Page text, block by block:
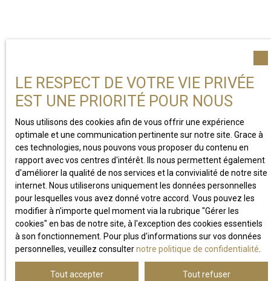
LE RESPECT DE VOTRE VIE PRIVÉE
EST UNE PRIORITÉ POUR NOUS
Nous utilisons des cookies afin de vous offrir une expérience
optimale et une communication pertinente sur notre site. Grace à
ces technologies, nous pouvons vous proposer du contenu en
rapport avec vos centres d'intérêt. Ils nous permettent également
d'améliorer la qualité de nos services et la convivialité de notre site
internet. Nous utiliserons uniquement les données personnelles
pour lesquelles vous avez donné votre accord. Vous pouvez les
modifier à n'importe quel moment via la rubrique ″Gérer les
cookies″ en bas de notre site, à l'exception des cookies essentiels
à son fonctionnement. Pour plus d'informations sur vos données
personnelles, veuillez consulternotre politique de confidentialité
Tout accepter Tout refuser